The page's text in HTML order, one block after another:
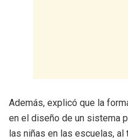
Además, explicó que la
en el diseño de un sistema
las niñas en las escuelas,